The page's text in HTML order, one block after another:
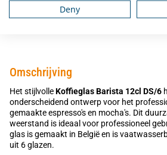
Omschrijving
Het stijlvolleKoffieglas Barista 12cl DS/6
onderscheidend ontwerp voor het
gemaakte espresso's en mocha's. Dit
weerstand is ideaal voor professioneel
glas is gemaakt in België en is
uit 6 glazen.
Deny